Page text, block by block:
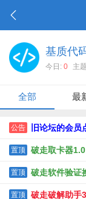
基质代
今日: 0 主
全部 最
公告 旧论坛的会
置顶 破走取卡器1.0
置顶 破走软件验证
置顶 破走破解助手